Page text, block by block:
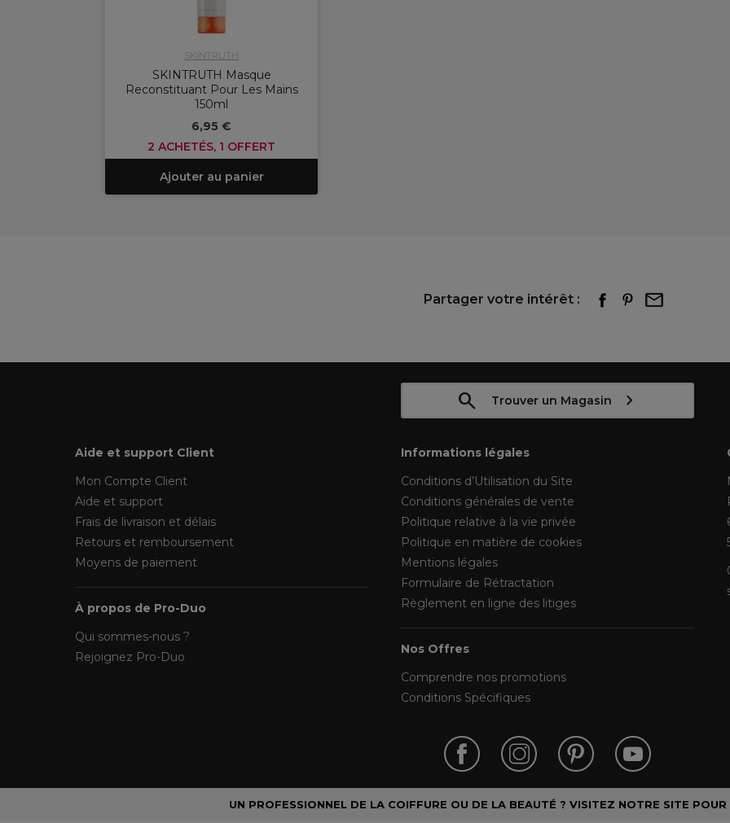
SKINTRUTH
SKINTRUTH Masque
Reconstituant Pour Les Mains
150ml
6,95 €
2 ACHETÉS, 1 OFFERT
Ajouter au panier
Partager votre intérêt :
Trouver un Magasin
Aide et support Client
Mon Compte Client
Aide et support
Frais de livraison et délais
Retours et remboursement
Moyens de paiement
À propos de Pro-Duo
Qui sommes-nous ?
Rejoignez Pro-Duo
Informations légales
Conditions d’Utilisation du Site
Conditions générales de vente
Politique relative à la vie privée
Politique en matière de cookies
Mentions légales
Formulaire de Rétractation
Règlement en ligne des litiges
Nos Offres
Comprendre nos promotions
Conditions Spécifiques
UN PROFESSIONNEL DE LA COIFFURE OU DE LA BEAUTÉ ? VISITEZ NOTRE SITE POUR